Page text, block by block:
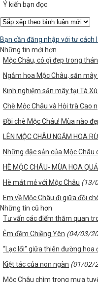
Ý kiến bạn đọc
Bạn cần đăng nhập với tư cách
Những tin mới hơn
Mộc Châu, có gì đẹp trong
Ngắm hoa Mộc Châu, săn mây
Kinh nghiệm săn mây tại Tà
Chè Mộc Châu và Hội trà Cao
Đồi chè Mộc Châu! Mùa nào
LÊN MỘC CHÂU NGẮM HOA
Những đặc sản của Mộc
HÈ MỘC CHÂU- MÙA HOA QUẢ
Hè mát mẻ với Mộc Châu (13/
Em về Mộc Châu đi giữa đồi
Những tin cũ hơn
Tư vấn các điểm thăm quan
Êm đềm Chiềng Yên (04/03/
“Lạc lối” giữa thiên đường hoa
Kiệt tác của non ngàn (01/02/
Mộc Châu chìm trong mưa